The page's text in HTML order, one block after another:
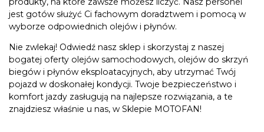
jest gotów służyć Ci fachowym doradztwem i pomocą w
wyborze odpowiednich olejów i płynów.
Nie zwlekaj! Odwiedź nasz sklep i skorzystaj z naszej
bogatej oferty olejów samochodowych, olejów do skrzyń
biegów i płynów eksploatacyjnych, aby utrzymać Twój
pojazd w doskonałej kondycji. Twoje bezpieczeństwo i
komfort jazdy zasługują na najlepsze rozwiązania, a te
znajdziesz właśnie u nas, w Sklepie MOTOFAN!